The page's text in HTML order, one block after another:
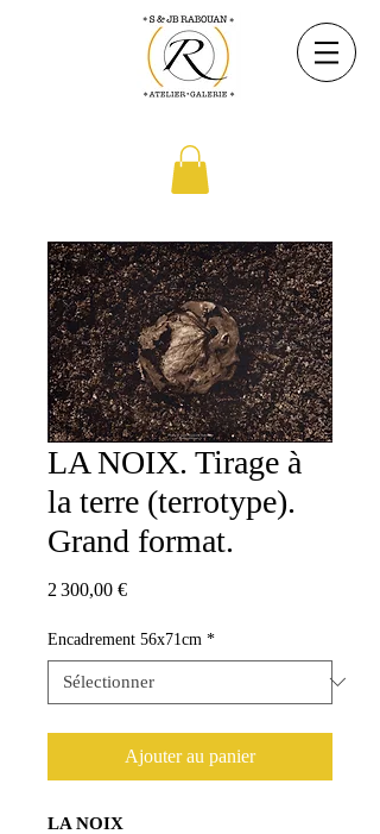
LA NOIX. Tirage à
la terre (terrotype).
Grand format.
2 300,00 €Prix
Encadrement 56x71cm *
Ajouter au panier
LA NOIX